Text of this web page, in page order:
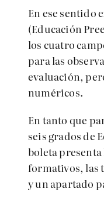
En ese sentido
(Educación
los cuatro
para las
evaluación,
numéricos.
En tanto que
seis grados de
boleta
formativos, las
y un apartado